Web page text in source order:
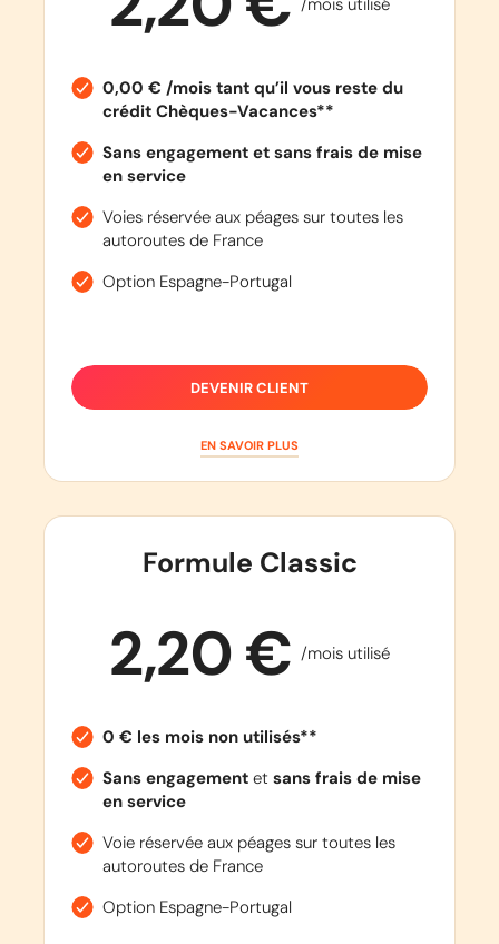
/mois utilisé
0,00 € /mois tant qu’il vous reste du
crédit Chèques-Vacances**
Sans engagement et sans frais de mise
en service
Voies réservée aux péages sur toutes les
autoroutes de France
Option Espagne-Portugal
DEVENIR CLIENT
EN SAVOIR PLUS
Formule Classic
2,20 € /mois utilisé
0 € les mois non utilisés**
Sans engagementet sans frais de mise
en service
Voie réservée aux péages sur toutes les
autoroutes de France
Option Espagne-Portugal